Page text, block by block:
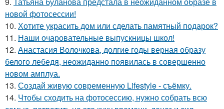
новой фотосессии!
10. Хотите украсить дом или сделать памятный подарок?
11. Наши очаровательные выпускницы школ!
12. Анастасия Волочкова, долгие годы верная образу
белого лебедя, неожиданно появилась в совершенно
новом амплуа.
13. Создай живую современную Lifestyle - съёмку.
14. Чтобы сходить на фотосессию, нужно собрать всю